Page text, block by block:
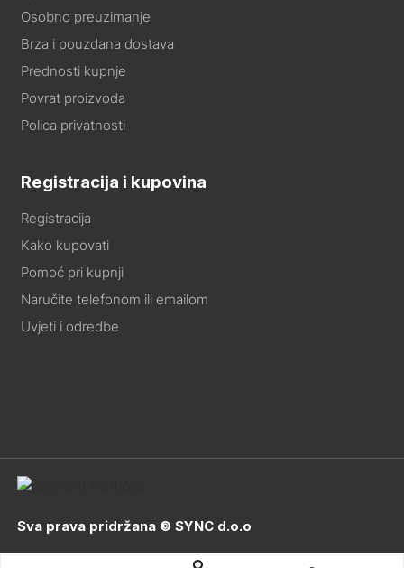
Osobno preuzimanje
Brza i pouzdana dostava
Prednosti kupnje
Povrat proizvoda
Polica privatnosti
Registracija i kupovina
Registracija
Kako kupovati
Pomoć pri kupnji
Naručite telefonom ili emailom
Uvjeti i odredbe
Sva prava pridržana © SYNC d.o.o